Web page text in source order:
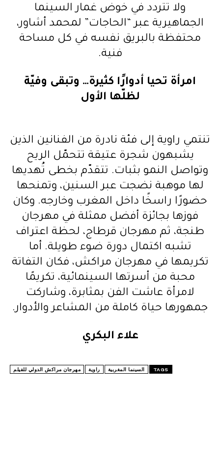
ولا تتردد في خوض غمار السينما
الجماهيرية عبر “الحاجات” لمحمد أشاور،
محتفظة بالبريق نفسه في كل مساحة
فنية.
امرأة تحيا أدوارًا كثيرة… وتبقى وفيّة
لظلّها الأول
تنتمي راوية إلى فئة نادرة من الفنانين الذين
يشبهون شجرة عتيقة تتحمّل الريح
وتواصل النمو بثبات. تتقدّم بخطى تُهديها
لها موهبة نضجت عبر السنين، وتمنحها
حضورًا راسخًا داخل المغرب وخارجه. وكان
فوزها بجائزة أفضل ممثلة في مهرجان
طنجة، ثم مهرجان قرطاج، لحظة اعتراف
تشبه اكتمال دورة ضوء طويلة. أما
تكريمها في مهرجان مراكش، فكان التفاتة
محبة من أسرتها السينمائية، تكريمًا
لامرأة عاشت الفن بمثابرة، وشاركت
جمهورها حياة كاملة من المشاعر والأدوار.
علاء البكري
TAGS السينما المغربية راوية مهرجان مراكش الدولي للفيلم